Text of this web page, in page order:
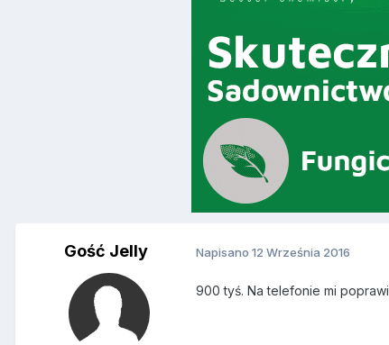
Gość Jelly Napisano 12 Września 2016
900 tyś. Na telefonie mi